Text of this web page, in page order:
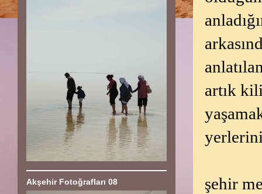
artık
şehir
Akşehir Fotoğrafları 08